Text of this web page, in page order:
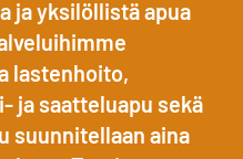
ja yksilöllistä apua
lastenhoito,
ja saatteluapu sekä
suunnitellaan aina